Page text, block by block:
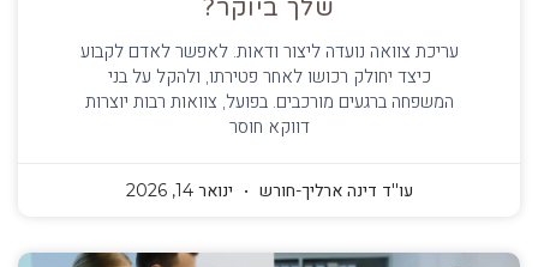
שלך ביוקר?
עריכת צוואה נועדה ליצור ודאות. לאפשר לאדם לקבוע
כיצד יחולק רכושו לאחר פטירתו, ולהקל על בני
המשפחה ברגעים מורכבים. בפועל, צוואות רבות יוצרות
דווקא חוסר
עו''ד דינה ארליך-חורש ינואר 14, 2026